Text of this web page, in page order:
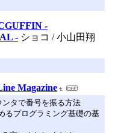
-
- ショコ / 小山田翔
Magazine
ンタで番号を振る方法
るプログラミング基礎の基